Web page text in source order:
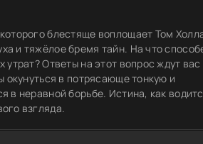
блестяще воплощает Том
и тяжёлое бремя тайн. На что
Ответы на этот вопрос ждут вас
окунуться в потрясающе тонкую и
в неравной борьбе. Истина, как
взгляда.